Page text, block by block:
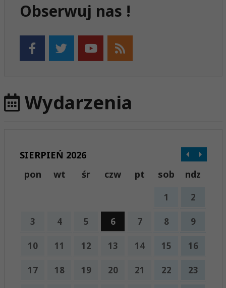
Obserwuj nas !
Wydarzenia
SIERPIEŃ 2026
pon
wt śr czw pt sob ndz
1 2
3 4 5 6 7 8 9
10 11 12 13 14 15 16
17 18 19 20 21 22 23